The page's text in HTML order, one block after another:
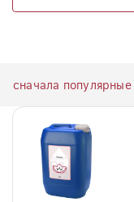
сначала популярные